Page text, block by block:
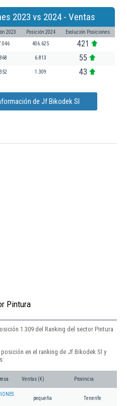
2023 vs 2024 - Ventas
2023 Posición 2024 Evolución Posiciones
406.625 421
6.813 55
1.309 43
de Jf Bikodek Sl
Pintura
1.309 del Ranking del sector Pintura
en el ranking de Jf Bikodek Sl y
Ventas (€) Provincia
pequeña Tenerife